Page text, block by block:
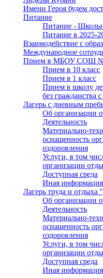
Имени Героя будем
Питание
Питание -
Питание в 2025-
Взаимодействие с
Международное
Прием в МБОУ СОШ №
Прием в 10 класс
Прием в 1 класс
Прием в школу
без гражданства
Лагерь с дневным
Об организации
Деятельность
Материально-
оснащенность
оздоровления
Услуги, в том
организации
Доступная среда
Иная информация
Лагерь труда и отдыха
Об организации
Деятельность
Материально-
оснащенность
оздоровления
Услуги, в том
организации
Доступная среда
Иная информация